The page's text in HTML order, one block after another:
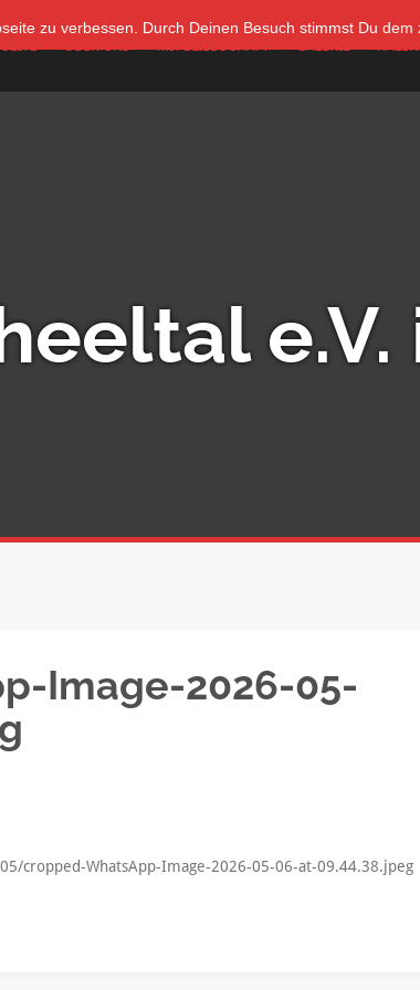
zu verbessen. Durch Deinen Besuch stimmst Du dem
ÜBER UNS MITGLIEDSCHAFT GALERIE
e.V.
Image-2026-05-
cropped-WhatsApp-Image-2026-05-06-at-09.44.38.jpeg